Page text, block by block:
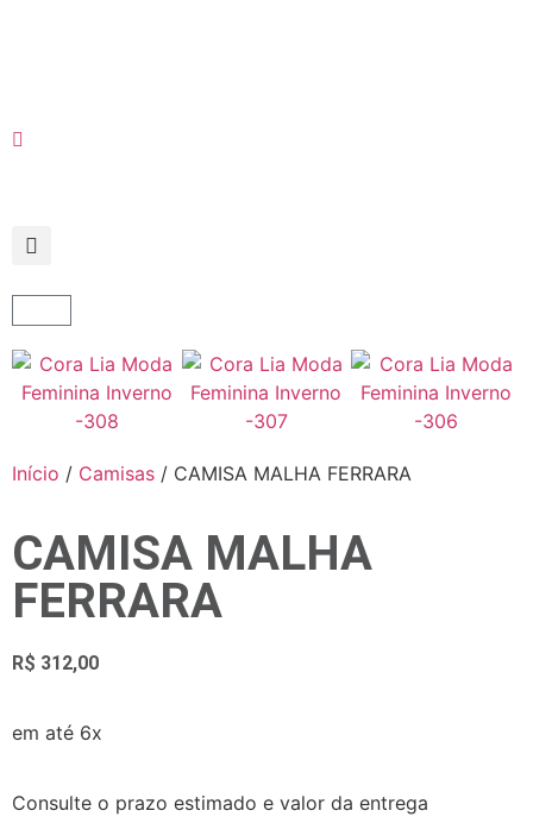
Início / Camisas / CAMISA MALHA FERRARA
CAMISA MALHA
FERRARA
R$ 312,00
em até 6x
Consulte o prazo estimado e valor da entrega